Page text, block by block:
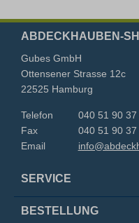
ABDECKHAUBEN-
Gubes GmbH
Ottensener Strasse 12c
22525 Hamburg
Telefon
040 51 90 37
Fax
040 51 90 37
Email
SERVICE
BESTELLUNG